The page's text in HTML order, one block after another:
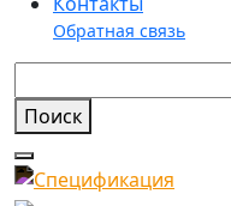
Обратная связь